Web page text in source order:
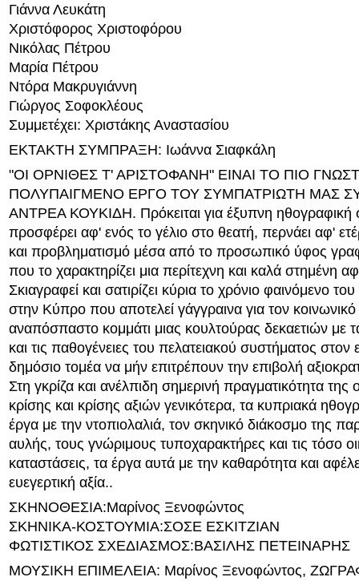
Γιάννα Λευκάτη
Χριστόφορος Χριστοφόρου
Νικόλας Πέτρου
Μαρία Πέτρου
Ντόρα Μακρυγιάννη
Γιώργος Σοφοκλέους
Συμμετέχει: Χριστάκης Αναστασίου
ΕΚΤΑΚΤΗ ΣΥΜΠΡΑΞΗ: Ιωάννα Σιαφκάλη
"ΟΙ ΟΡΝΙΘΕΣ Τ' ΑΡΙΣΤΟΦΑΝΗ" ΕΙΝΑΙ ΤΟ ΠΙΟ
ΠΟΛΥΠΑΙΓΜΕΝΟ ΕΡΓΟ ΤΟΥ ΣΥΜΠΑΤΡΙΩΤΗ ΜΑΣ
ΑΝΤΡΕΑ ΚΟΥΚΙΔΗ. Πρόκειται για έξυπνη ηθογραφική
προσφέρει αφ' ενός το γέλιο στο θεατή, περνάει αφ'
και προβληματισμό μέσα από το προσωπικό ύφος
που το χαρακτηρίζει μια περίτεχνη και καλά στημένη
Σκιαγραφεί και σατιρίζει κύρια το χρόνιο φαινόμενο
στην Κύπρο που αποτελεί γάγγραινα για τον
αναπόσπαστο κομμάτι μιας κουλτούρας δεκαετιών με
και τις παθογένειες του πελατειακού συστήματος στον
δημόσιο τομέα να μήν επιτρέπουν την επιβολή
Στη γκρίζα και ανέλπιδη σημερινή πραγματικότητα της
κρίσης και κρίσης αξιών γενικότερα, τα κυπριακά
έργα με την ντοπιολαλιά, τον σκηνικό διάκοσμο της
αυλής, τους γνώριμους τυποχαρακτήρες και τις τόσο
καταστάσεις, τα έργα αυτά με την καθαρότητα και
ευεγερτική αξία..
ΣΚΗΝΟΘΕΣΙΑ:Μαρίνος Ξενοφώντος
ΣΚΗΝΙΚΑ-ΚΟΣΤΟΥΜΙΑ:ΣΟΣΕ ΕΣΚΙΤΖΙΑΝ
ΦΩΤΙΣΤΙΚΟΣ ΣΧΕΔΙΑΣΜΟΣ:ΒΑΣΙΛΗΣ ΠΕΤΕΙΝΑΡΗΣ
ΜΟΥΣΙΚΗ ΕΠΙΜΕΛΕΙΑ: Μαρίνος Ξενοφώντος,